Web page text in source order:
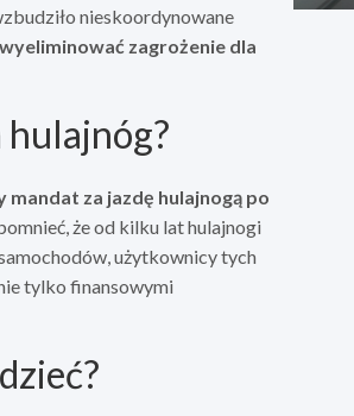
nieskoordynowane
zagrożenie dla
za jazdę hulajnogą po
że od kilku lat hulajnogi
użytkownicy tych
tylko finansowymi